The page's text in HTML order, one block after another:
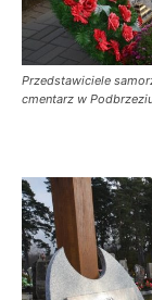
Przedstawiciele
cmentarz w